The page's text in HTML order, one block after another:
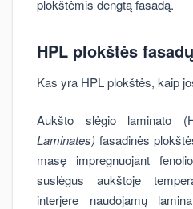
plokštėmis dengtą fasadą.
HPL plokštės
Kas yra HPL plokštės, kaip
Aukšto slėgio
Laminates) fasadinės
masę impregnuojant
suslėgus aukštoje
interjere naudojamų